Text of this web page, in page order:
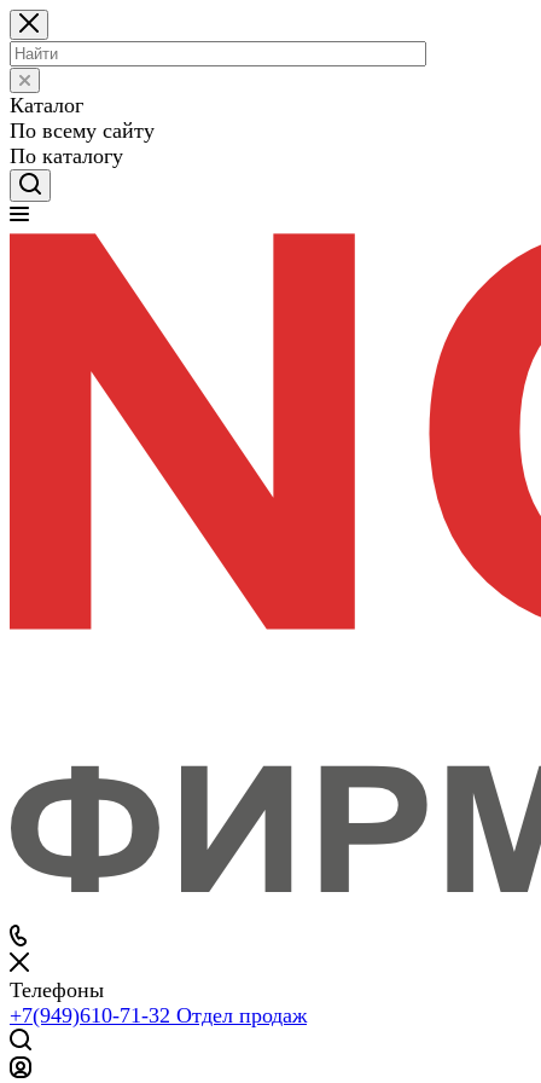
Каталог
По всему сайту
По каталогу
Телефоны
+7(949)610-71-32 Отдел продаж